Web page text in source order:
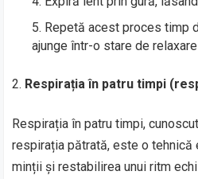
Repetă acest proces timp
ajunge într-o stare de
Respirația în patru timpi
Respirația în patru timpi,
respirația pătrată, este o tehnică
minții și restabilirea unui ritm